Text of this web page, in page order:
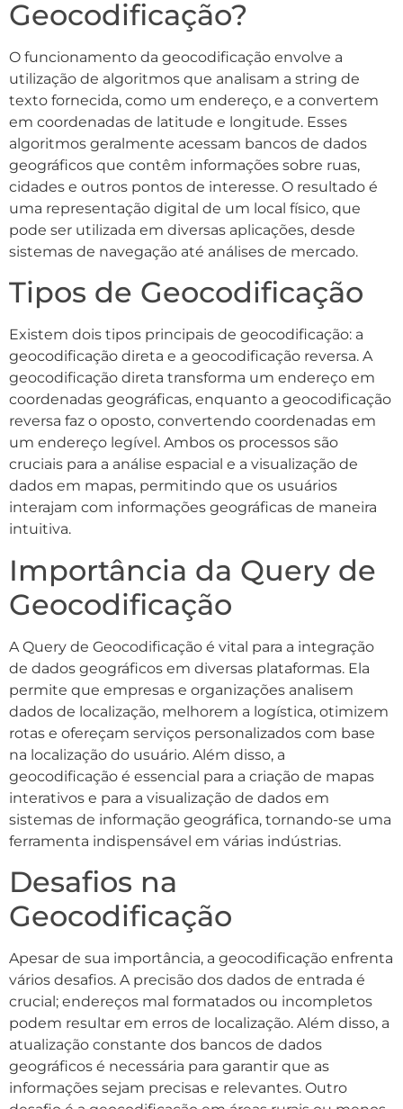
Geocodificação?
O funcionamento da geocodificação envolve a
utilização de algoritmos que analisam a string de
texto fornecida, como um endereço, e a convertem
em coordenadas de latitude e longitude. Esses
algoritmos geralmente acessam bancos de dados
geográficos que contêm informações sobre ruas,
cidades e outros pontos de interesse. O resultado é
uma representação digital de um local físico, que
pode ser utilizada em diversas aplicações, desde
sistemas de navegação até análises de mercado.
Tipos de Geocodificação
Existem dois tipos principais de geocodificação: a
geocodificação direta e a geocodificação reversa. A
geocodificação direta transforma um endereço em
coordenadas geográficas, enquanto a geocodificação
reversa faz o oposto, convertendo coordenadas em
um endereço legível. Ambos os processos são
cruciais para a análise espacial e a visualização de
dados em mapas, permitindo que os usuários
interajam com informações geográficas de maneira
intuitiva.
Importância da Query de
Geocodificação
A Query de Geocodificação é vital para a integração
de dados geográficos em diversas plataformas. Ela
permite que empresas e organizações analisem
dados de localização, melhorem a logística, otimizem
rotas e ofereçam serviços personalizados com base
na localização do usuário. Além disso, a
geocodificação é essencial para a criação de mapas
interativos e para a visualização de dados em
sistemas de informação geográfica, tornando-se uma
ferramenta indispensável em várias indústrias.
Desafios na
Geocodificação
Apesar de sua importância, a geocodificação enfrenta
vários desafios. A precisão dos dados de entrada é
crucial; endereços mal formatados ou incompletos
podem resultar em erros de localização. Além disso, a
atualização constante dos bancos de dados
geográficos é necessária para garantir que as
informações sejam precisas e relevantes. Outro